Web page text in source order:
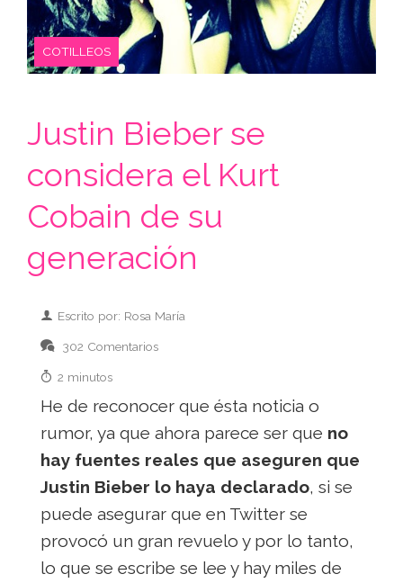
COTILLEOS
Justin Bieber se
considera el Kurt
Cobain de su
generación
Escrito por: Rosa María
302 Comentarios
2 minutos
He de reconocer que ésta noticia o
rumor, ya que ahora parece ser que no
hay fuentes reales que aseguren que
Justin Bieber lo haya declarado, si se
puede asegurar que en Twitter se
provocó un gran revuelo y por lo tanto,
lo que se escribe se lee y hay miles de